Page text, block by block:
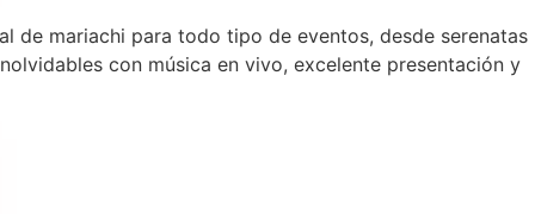
de mariachi para todo tipo de eventos, desde serenatas
con música en vivo, excelente presentación y